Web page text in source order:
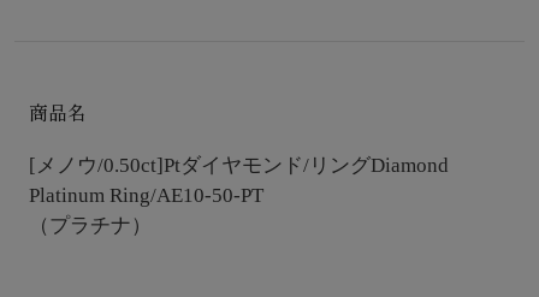
商品名
[メノウ/0.50ct]Ptダイヤモンド/リングDiamond
Platinum Ring/AE10-50-PT
（プラチナ）